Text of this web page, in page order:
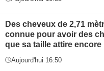
Des cheveux de 2,71
connue pour avoir des
que sa taille attire encore
Aujourd'hui 16:50